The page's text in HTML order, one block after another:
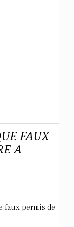
FAUX
A
faux permis de